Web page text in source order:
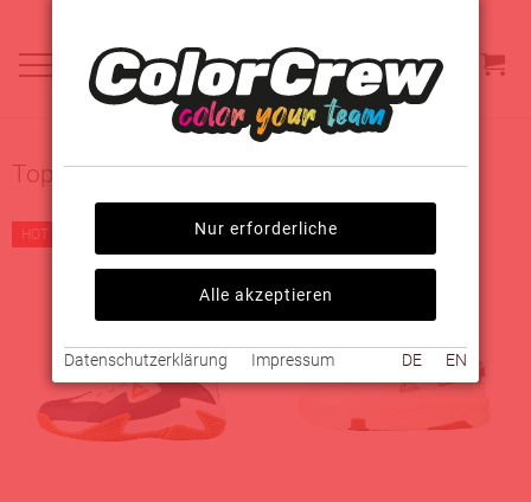
Top-Angebote
HOT HOT
Nur erforderliche
Alle akzeptieren
Datenschutzerklärung Impressum DE EN